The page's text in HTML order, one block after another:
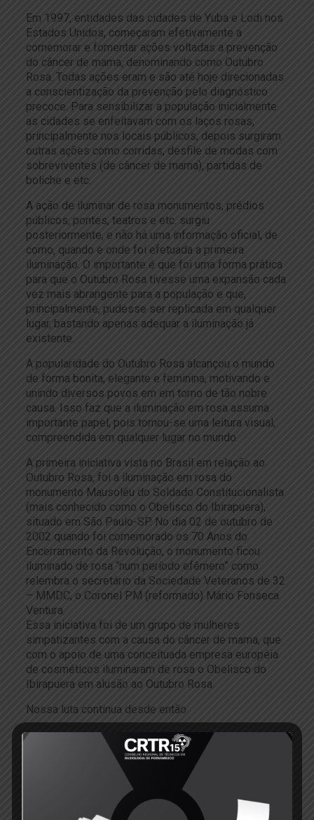
Em 1997, entidades das cidades de Yuba e Lodi nos
Estados Unidos, começaram efetivamente a
comemorar e fomentar ações voltadas a prevenção
do câncer de mama, denominando como Outubro
Rosa. Todas ações eram e são até hoje direcionadas
a conscientização da prevenção pelo diagnóstico
precoce. Para sensibilizar a população inicialmente
as cidades se enfeitavam com os laços rosas,
principalmente nos locais públicos, depois surgiram
outras ações como corridas, desfile de modas com
sobreviventes (de câncer de mama), partidas de
boliche e etc.
A ação de iluminar de rosa monumentos, prédios
públicos, pontes, teatros e etc. surgiu
posteriormente, e não há uma informação oficial, de
como, quando e onde foi efetuada a primeira
iluminação. O importante é que foi uma forma prática
para que o Outubro Rosa tivesse uma expansão cada
vez mais abrangente para a população e que,
principalmente, pudesse ser replicada em qualquer
lugar, bastando apenas adequar a iluminação já
existente.
A popularidade do Outubro Rosa alcançou o mundo
de forma bonita, elegante e feminina, motivando e
unindo diversos povos em em torno de tão nobre
causa. Isso faz que a iluminação em rosa assuma
importante papel, pois tornou-se uma leitura visual,
compreendida em qualquer lugar no mundo.
A primeira iniciativa vista no Brasil em relação ao
Outubro Rosa, foi a iluminação em rosa do
monumento Mausoléu do Soldado Constitucionalista
(mais conhecido como o Obelisco do Ibirapuera),
situado em São Paulo-SP. No dia 02 de outubro de
2002 quando foi comemorado os 70 Anos do
Encerramento da Revolução, o monumento ficou
iluminado de rosa “num período efêmero” como
relembra o secretário da Sociedade Veteranos de 32
– MMDC, o Coronel PM (reformado) Mário Fonseca
Ventura.
Essa iniciativa foi de um grupo de mulheres
simpatizantes com a causa do câncer de mama, que
com o apoio de uma conceituada empresa européia
de cosméticos iluminaram de rosa o Obelisco do
Ibirapuera em alusão ao Outubro Rosa.
Nossa luta continua desde então
Related posts